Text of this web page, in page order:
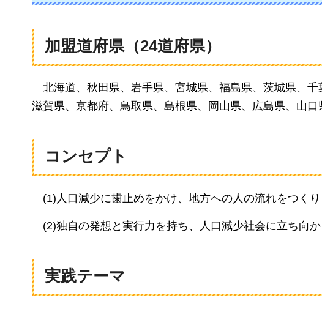
加盟道府県（24道府県）
北海道、秋田県、岩手県、宮城県、福島県、茨城県、
滋賀県、京都府、鳥取県、島根県、岡山県、広島県、山
コンセプト
(1) 人口減少に歯止めをかけ、地方への人の流れをつく
(2)独自の発想と実行力を持ち、人口減少社会に立ち向
実践テーマ